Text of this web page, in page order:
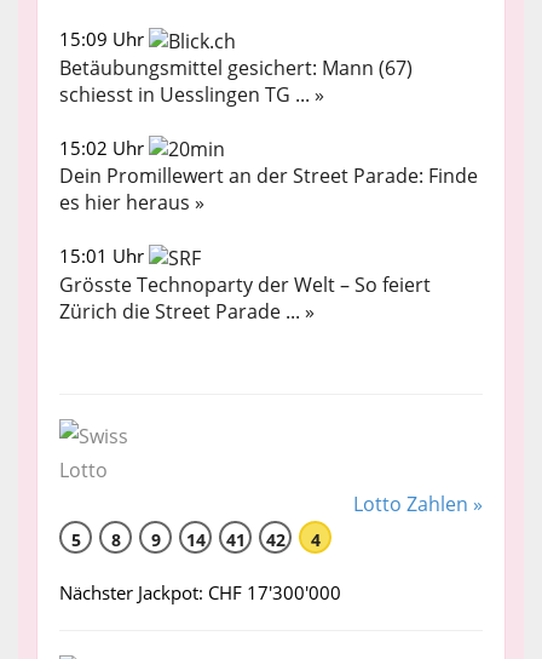
15:09 Uhr
Betäubungsmittel gesichert: Mann (67)
schiesst in Uesslingen TG ... »
15:02 Uhr
Dein Promillewert an der Street Parade: Finde
es hier heraus »
15:01 Uhr
Grösste Technoparty der Welt – So feiert
Zürich die Street Parade ... »
Lotto Zahlen »
5 8 9 14 41 42 4
Nächster Jackpot: CHF 17'300'000